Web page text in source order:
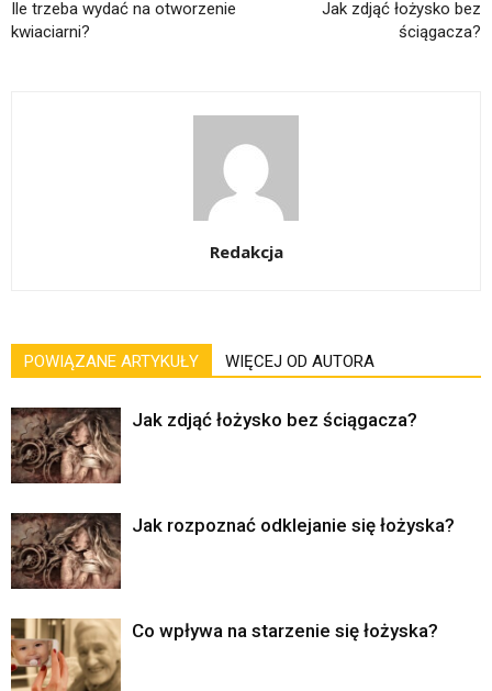
Ile trzeba wydać na otworzenie
kwiaciarni?
Jak zdjąć łożysko bez
ściągacza?
Redakcja
POWIĄZANE ARTYKUŁY WIĘCEJ OD AUTORA
Jak zdjąć łożysko bez ściągacza?
Jak rozpoznać odklejanie się łożyska?
Co wpływa na starzenie się łożyska?